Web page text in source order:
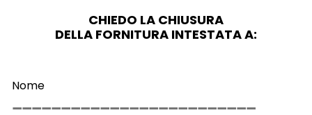
CHIEDO LA CHIUSURA
DELLA FORNITURA INTESTATA A:
Nome